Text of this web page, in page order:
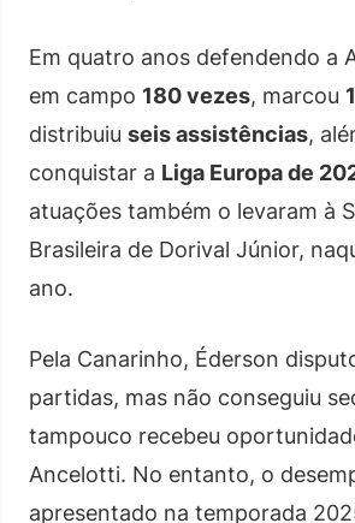
Em quatro anos defendendo a
em campo 180 vezes, marcou
distribuiu seis assistências,
conquistar a Liga Europa de
atuações também o levaram à
Brasileira de Dorival Júnior,
ano.
Pela Canarinho, Éderson
partidas, mas não conseguiu
tampouco recebeu
Ancelotti. No entanto, o
apresentado na temporada